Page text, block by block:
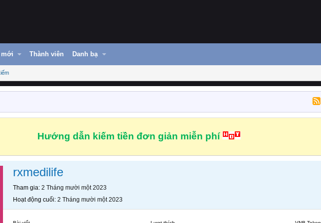
Thành viên Danh bạ
Hướng dẫn kiếm tiền đơn giản miễn phí
rxmedilife
Tham gia 2 Tháng mười một 2023
Hoạt động cuối 2 Tháng mười một 2023